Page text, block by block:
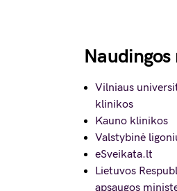
Naudingos
Vilniaus
klinikos
Kauno klinikos
Valstybinė
eSveikata.lt
Lietuvos
apsaugos